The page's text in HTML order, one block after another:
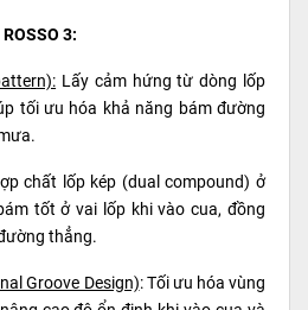
3:
Lấy cảm hứng từ dòng lốp
tối ưu hóa khả năng bám đường
chất lốp kép (dual compound) ở
tốt ở vai lốp khi vào cua, đồng
thẳng.
Groove Design): Tối ưu hóa vùng